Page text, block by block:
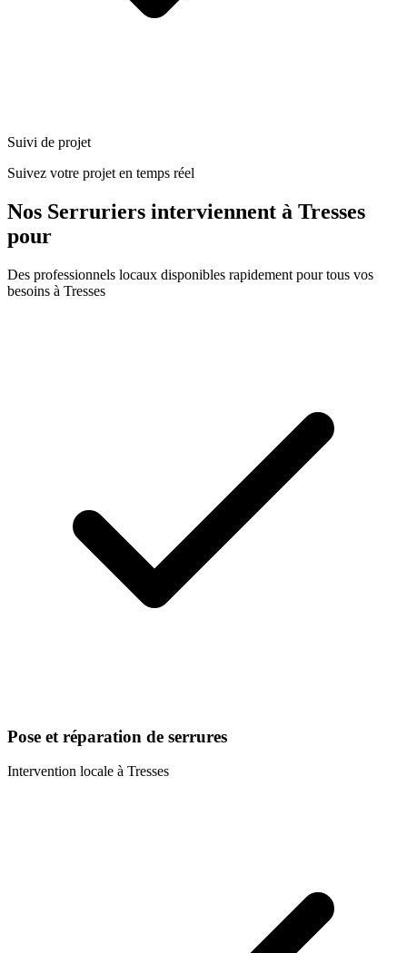
Suivi de projet
Suivez votre projet en temps réel
Nos Serruriers interviennent à Tresses
pour
Des professionnels locaux disponibles rapidement pour tous vos
besoins à Tresses
Pose et réparation de serrures
Intervention locale à Tresses